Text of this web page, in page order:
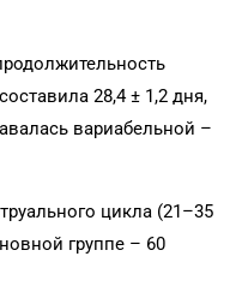
28,4 ± 1,2 дня,
вариабельной –
цикла (21–35
группе – 60